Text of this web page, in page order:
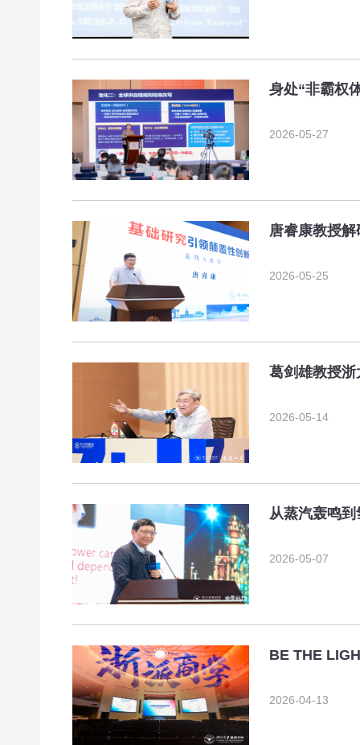
身处“非霸权
2026-05-27
唐睿康教授
2026-05-25
葛剑雄教授
2026-05-14
从蒸汽轰鸣
2026-05-07
BE THE
2026-04-13